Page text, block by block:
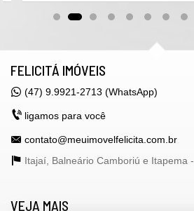
Parede dupla na face Oeste
Acabamento em gesso
Vista panorâmica
Sala de estar
Porcelanato
Living
Closet
FELICITÁ IMÓVEIS
(47) 9.9921-2713 (WhatsApp)
ligamos para você
contato@meuimovelfelicita.com.br
Itajaí, Balneário Camboriú e Itapema -
VEJA MAIS